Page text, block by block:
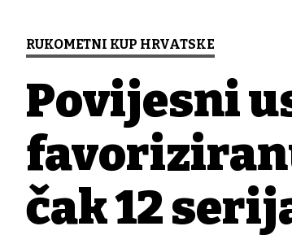
RUKOMETNI KUP HRVATSKE
Povijesni
čak 12